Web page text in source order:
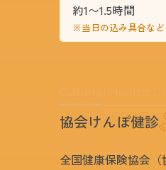
約1〜1.5時間
※当日の込み具合など
General Health
協会けんぽ健診
全国健康保険協会